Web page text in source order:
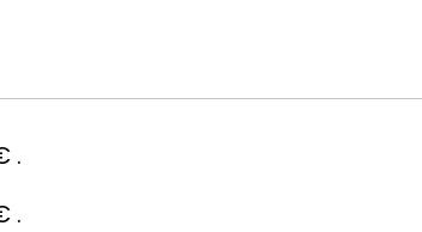
.
.